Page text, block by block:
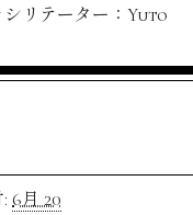
シリテーター：Yuto
6月 20